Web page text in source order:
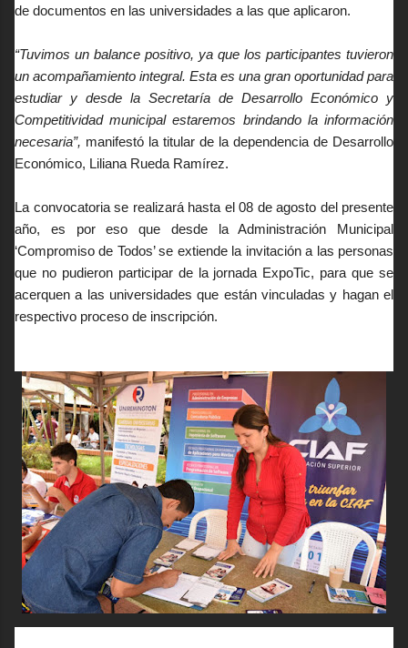
de documentos en las universidades a las que aplicaron.
“Tuvimos un balance positivo, ya que los participantes tuvieron
un acompañamiento integral. Esta es una gran oportunidad para
estudiar y desde la Secretaría de Desarrollo Económico y
Competitividad municipal estaremos brindando la información
necesaria”, manifestó la titular de la dependencia de Desarrollo
Económico, Liliana Rueda Ramírez.
La convocatoria se realizará hasta el 08 de agosto del presente
año, es por eso que desde la Administración Municipal
‘Compromiso de Todos’ se extiende la invitación a las personas
que no pudieron participar de la jornada ExpoTic, para que se
acerquen a las universidades que están vinculadas y hagan el
respectivo proceso de inscripción.